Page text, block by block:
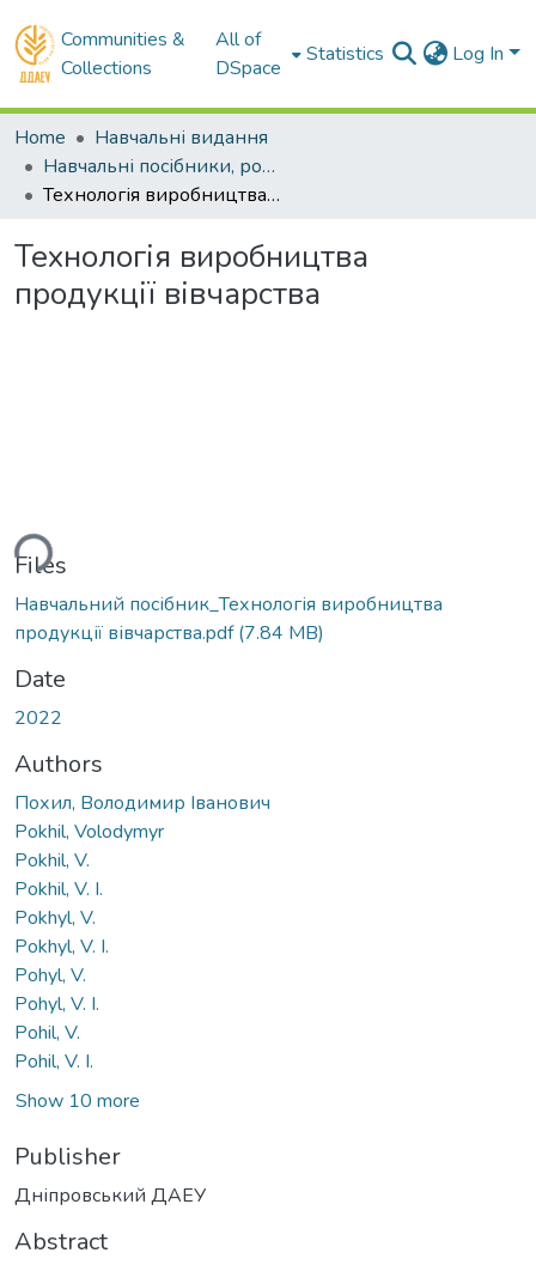
Communities &
Collections
All of
DSpace
Statistics Log In
Home
Навчальні видання
Навчальні посібники, розділи. Довідники, словники
Технологія виробництва продукції вівчарства
Технологія виробництва
продукції вівчарства
Files
Навчальний посібник_Технологія виробництва
продукції вівчарства.pdf(7.84 MB)
Date
2022
Authors
Похил, Володимир Іванович
Pokhil, Volodymyr
Pokhil, V.
Pokhil, V. I.
Pokhyl, V.
Pokhyl, V. I.
Pohyl, V.
Pohyl, V. I.
Pohil, V.
Pohil, V. I.
Show 10 more
Publisher
Дніпровський ДАЕУ
Abstract